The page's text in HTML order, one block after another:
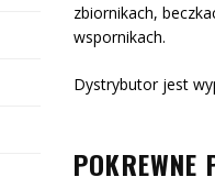
zbiornikach,
wspornikach.
Dystrybutor jest
POKREWNE